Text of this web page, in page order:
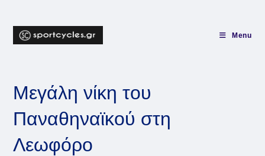
content
Menu
Μεγάλη νίκη του
Παναθηναϊκού στη
Λεωφόρο